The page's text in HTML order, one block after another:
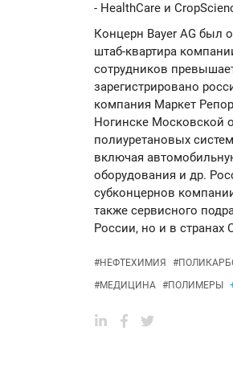
- HealthCare и
Концерн Bayer AG был
штаб-квартира
сотрудников
зарегистрировано
компания Маркет
Ногинске Московской
полиуретановых
включая
оборудования и др.
субконцернов
также сервисного
России, но и в
#НЕФТЕХИМИЯ #
#МЕДИЦИНА #ПОЛИМЕРЫ